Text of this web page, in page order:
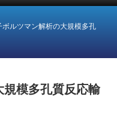
ボルツマン解析の大規模多孔
模多孔質反応輸